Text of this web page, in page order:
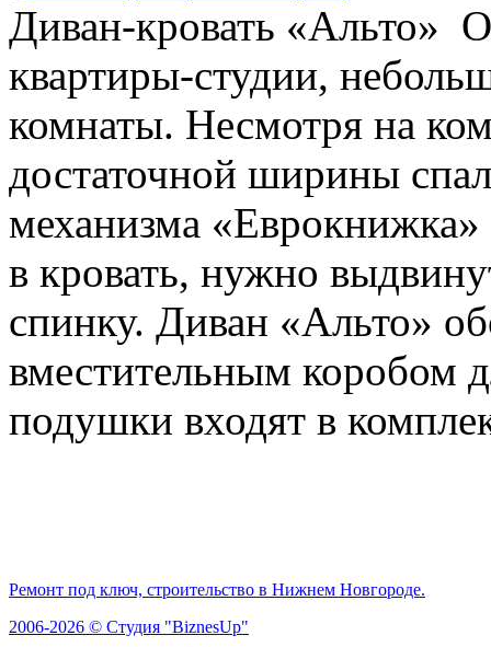
Диван-кровать «Альто»
квартиры-студии,
комнаты. Несмотря на
достаточной ширины
механизма «Еврокнижка»
в кровать, нужно
спинку. Диван «Альто»
вместительным коробом
подушки входят в
Ремонт под ключ, строительство в Нижнем Новгороде.
2006-2026 © Студия "BiznesUp"